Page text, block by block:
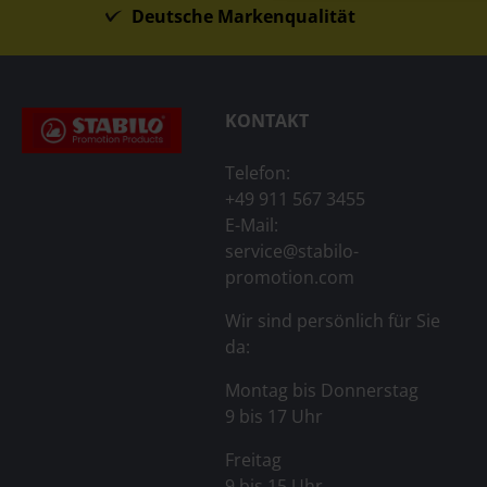
Deutsche Markenqualität
KONTAKT
Telefon:
+49 911 567 3455
E-Mail:
service@stabilo-
promotion.com
Wir sind persönlich für Sie
da:
Montag bis Donnerstag
9 bis 17 Uhr
Freitag